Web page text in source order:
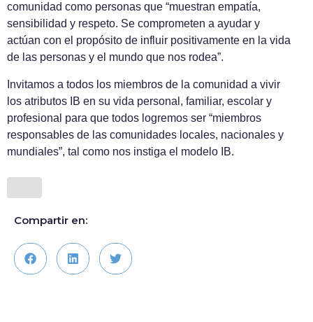
Compartir en:
comunidad como personas que “muestran empatía,
sensibilidad y respeto. Se comprometen a ayudar y
actúan con el propósito de influir positivamente en la vida
de las personas y el mundo que nos rodea”.
Invitamos a todos los miembros de la comunidad a vivir
los atributos IB en su vida personal, familiar, escolar y
profesional para que todos logremos ser “miembros
responsables de las comunidades locales, nacionales y
mundiales”, tal como nos instiga el modelo IB.